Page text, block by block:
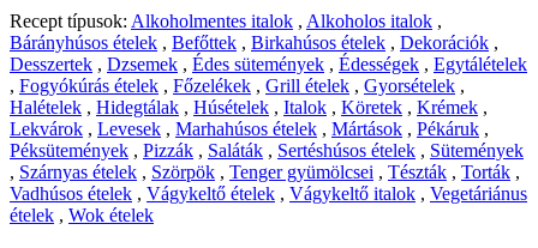
Recept típusok: Alkoholmentes italok , Alkoholos italok ,
Bárányhúsos ételek , Befőttek , Birkahúsos ételek , Dekorációk ,
Desszertek , Dzsemek , Édes sütemények , Édességek , Egytálételek
, Fogyókúrás ételek , Főzelékek , Grill ételek , Gyorsételek ,
Halételek , Hidegtálak , Húsételek , Italok , Köretek , Krémek ,
Lekvárok , Levesek , Marhahúsos ételek , Mártások , Pékáruk ,
Péksütemények , Pizzák , Saláták , Sertéshúsos ételek , Sütemények
, Szárnyas ételek , Szörpök , Tenger gyümölcsei , Tészták , Torták ,
Vadhúsos ételek , Vágykeltő ételek , Vágykeltő italok , Vegetáriánus
ételek , Wok ételek